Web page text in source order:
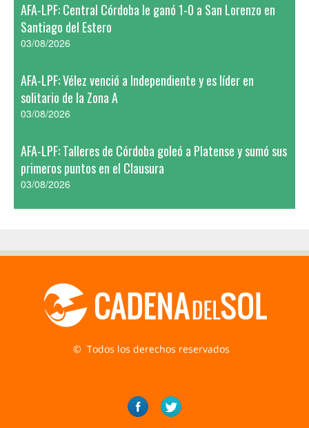
AFA-LPF: Central Córdoba le ganó 1-0 a San Lorenzo en
Santiago del Estero
03/08/2026
AFA-LPF: Vélez venció a Independiente y es líder en
solitario de la Zona A
03/08/2026
AFA-LPF: Talleres de Córdoba goleó a Platense y sumó sus
primeros puntos en el Clausura
03/08/2026